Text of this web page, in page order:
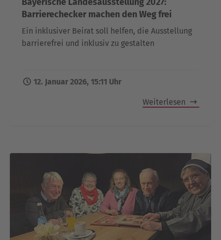
Barrierechecker machen den Weg frei
Ein inklusiver Beirat soll helfen, die Ausstellung
barrierefrei und inklusiv zu gestalten
12. Januar 2026, 15:11 Uhr
Weiterlesen